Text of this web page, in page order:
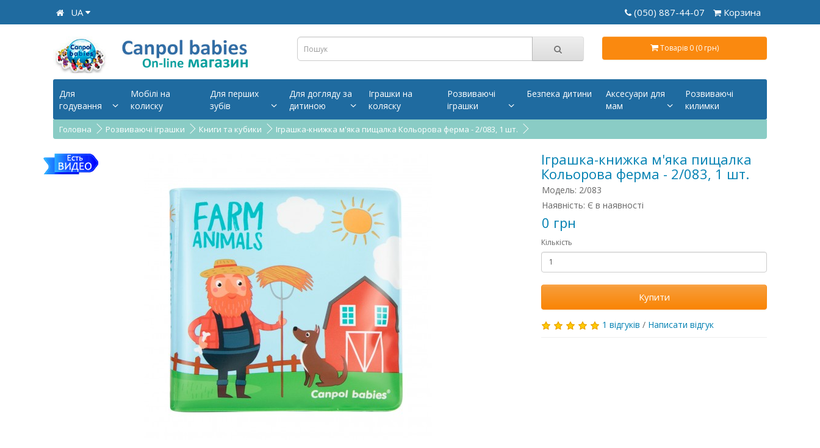
UA Корзина
(050) 887-44-07
Товарів 0 (0 грн)
Для
годування
Мобілі на
колиску
Для перших
зубів
Для догляду за
дитиною
Іграшки на
коляску
Розвиваючі
іграшки
Безпека дитини
Аксесуари для
мам
Розвиваючі
килимки
Головна Розвиваючі іграшки Книги та кубики Іграшка-книжка м'яка пищалка Кольорова ферма - 2/083, 1 шт.
Іграшка-книжка м'яка пищалка
Кольорова ферма - 2/083, 1 шт.
Модель: 2/083
Наявність: Є в наявності
0 грн
Кількість
Купити
1 відгуків / Написати відгук